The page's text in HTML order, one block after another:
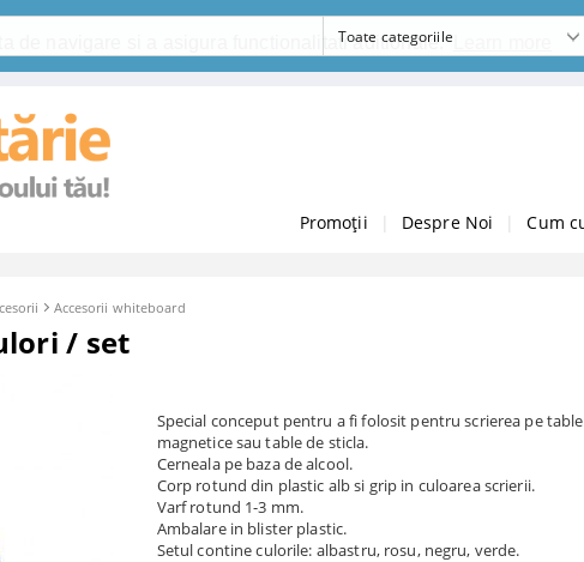
de navigare si a asigura functionalitati aditionale.
Promoții Despre Noi Cum
Accesorii whiteboard
/ set
Special conceput pentru a fi folosit pentru scrierea pe table
magnetice sau table de sticla.
Cerneala pe baza de alcool.
Corp rotund din plastic alb si grip in culoarea scrierii.
Varf rotund 1-3 mm.
Ambalare in blister plastic.
Setul contine culorile: albastru, rosu, negru, verde.